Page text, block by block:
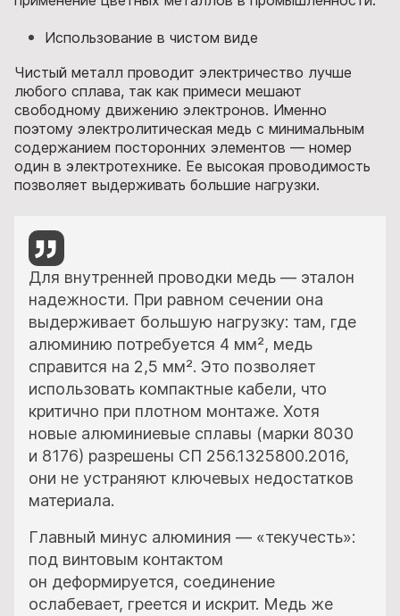
Использование в чистом виде
Чистый металл проводит электричество лучше
любого сплава, так как примеси мешают
свободному движению электронов. Именно
поэтому электролитическая медь с минимальным
содержанием посторонних элементов — номер
один в электротехнике. Ее высокая проводимость
позволяет выдерживать большие нагрузки.
Для внутренней проводки медь — эталон
надежности. При равном сечении она
выдерживает большую нагрузку: там, где
алюминию потребуется 4 мм², медь
справится на 2,5 мм². Это позволяет
использовать компактные кабели, что
критично при плотном монтаже. Хотя
новые алюминиевые сплавы (марки 8030
и 8176) разрешены СП 256.1325800.2016,
они не устраняют ключевых недостатков
материала.
Главный минус алюминия — «текучесть»:
под винтовым контактом
он деформируется, соединение
ослабевает, греется и искрит. Медь же